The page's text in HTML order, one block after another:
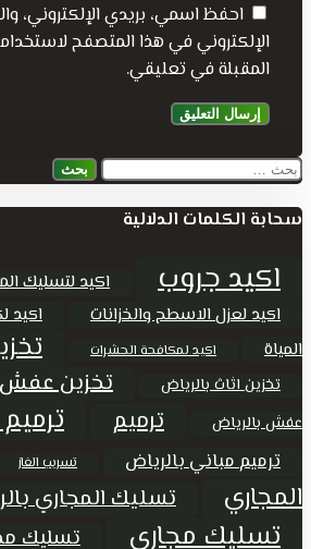
احفظ اسمي، بريدي الإلكتروني،
الإلكتروني في هذا المتصفح
المقبلة في تعليقي.
البحث
سحابة الكلمات الدلالية
اكيد جروب اكيد لتسليك
اكيد لعزل الاسطح والخزانات
اكيد
المياة
اكيد لمكافحة الحشرات
تخزين اثاث بالرياض تخزين عفش
عفش بالرياض
ترميم
ترميم مباني بالرياض تسريب الغاز
المجاري
تسليك المجاري
تسليك مجاري
تسليك